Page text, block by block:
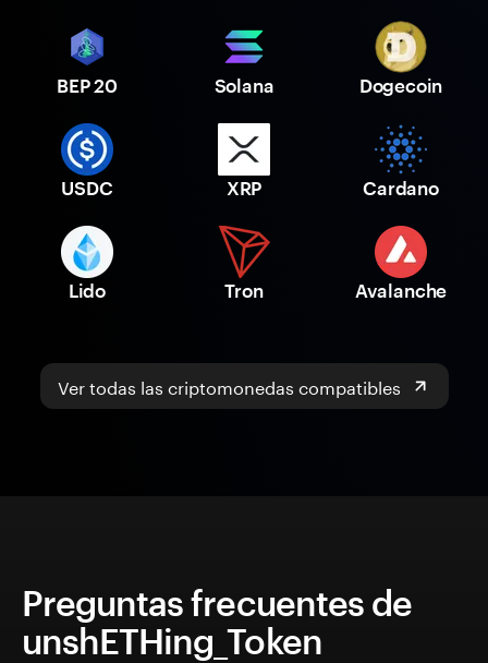
BEP 20 Solana Dogecoin
USDC XRP Cardano
Lido Tron Avalanche
Ver todas las criptomonedas compatibles
Preguntas frecuentes de
unshETHing_Token